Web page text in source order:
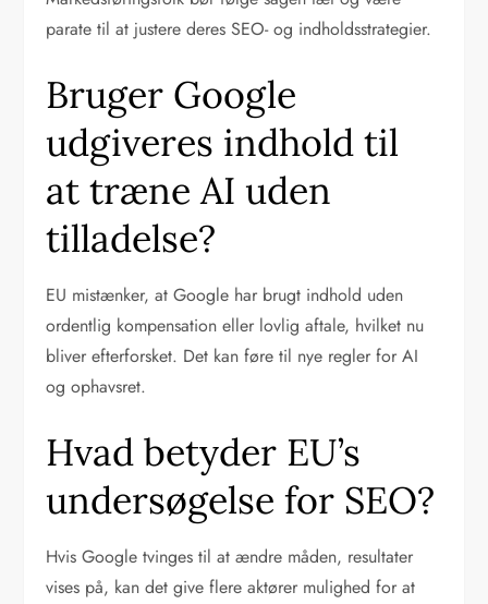
parate til at justere deres SEO- og indholdsstrategier.
Bruger Google
udgiveres indhold til
at træne AI uden
tilladelse?
EU mistænker, at Google har brugt indhold uden
ordentlig kompensation eller lovlig aftale, hvilket nu
bliver efterforsket. Det kan føre til nye regler for AI
og ophavsret.
Hvad betyder EU’s
undersøgelse for SEO?
Hvis Google tvinges til at ændre måden, resultater
vises på, kan det give flere aktører mulighed for at